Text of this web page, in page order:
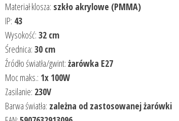
Materiał klosza: szkło akrylowe (PMMA)
IP: 43
Wysokość: 32 cm
Średnica: 30 cm
Źródło światła/gwint: żarówka E27
Moc maks.: 1x 100W
Zasilanie: 230V
Barwa światła: zależna od zastosowanej żarówki